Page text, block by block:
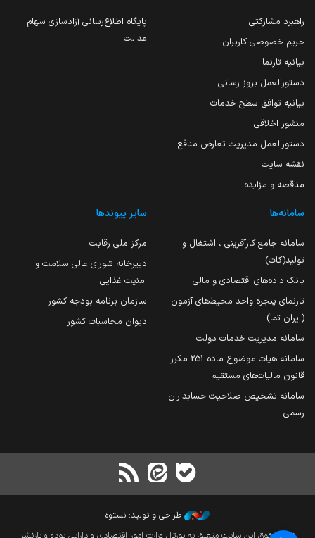
راهبرد مشارکتی
حریم خصوصی کاربران
بیانیه تارنما
دستورالعمل بروز رسانی
بیانیه توافق سطح خدمات
منشور اخلاقی
دستورالعمل مدیریت تعارض منافع
نقشه سایت
مناقصه و مزایده
پایگاه اطلاع‌رسانی آزادسازی سهام
عدالت
سامانه‌ها
سامانه جامع کارآفرینی ، اشتغال و
تولید(کات)
بانک داده‌های اقتصادی و مالی
تارنمای پنجره واحد محیط‌های آزمون
(ایران تما)
سامانه مدیریت خدمات دولت
سامانه هیات موضوع ماده 251 مکرر
قانون مالیات‌های مستقیم
سامانه تشخیص صلاحیت حسابداران
رسمی
سایر پیوندها
مرکز ملی رقابت
دبیرخانه شورای عالی سلامت و
امنیت غذایی
سازمان برنامه بودجه کشور
دیوان محاسبات کشور
طراحی و تولید: نستوه